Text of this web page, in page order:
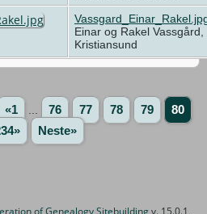
Einar og Rakel Vassgård,
Kristiansund
«1 76 77 78 79
80
Neste»
of Genealogy Sitebuildingv. 15.0.1,